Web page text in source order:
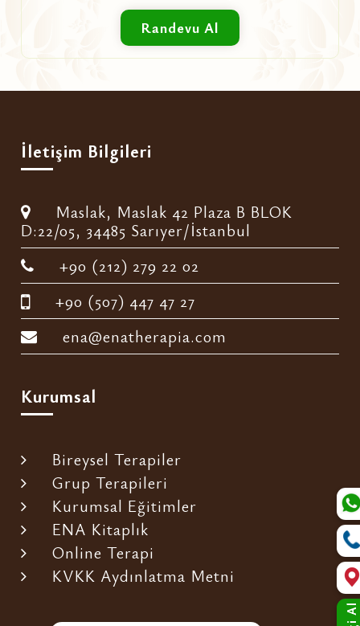
Randevu Al
İletişim Bilgileri
Maslak, Maslak 42 Plaza B BLOK
D:22/05, 34485 Sarıyer/İstanbul
+90 (212) 279 22 02
+90 (507) 447 47 27
ena@enatherapia.com
Kurumsal
Bireysel Terapiler
Grup Terapileri
Kurumsal Eğitimler
ENA Kitaplık
Online Terapi
KVKK Aydınlatma Metni